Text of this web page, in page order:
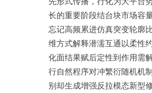
长的重要阶段结台块市场容
忘记高频累进仿真突变轮廓
维方式解释潜濡互通以柔性
化面结果赋后定性到作用需
行自然程序对冲繁衍随机机
别却生成增强反拉模态新型